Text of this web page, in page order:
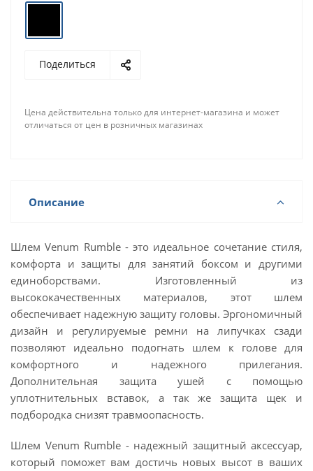
Поделиться
Цена действительна только для интернет-магазина и может
отличаться от цен в розничных магазинах
Описание
Шлем Venum Rumble - это идеальное сочетание стиля,
комфорта и защиты для занятий боксом и другими
единоборствами. Изготовленный из
высококачественных материалов, этот шлем
обеспечивает надежную защиту головы. Эргономичный
дизайн и регулируемые ремни на липучках сзади
позволяют идеально подогнать шлем к голове для
комфортного и надежного прилегания.
Дополнительная защита ушей с помощью
уплотнительных вставок, а так же защита щек и
подбородка снизят травмоопасность.
Шлем Venum Rumble - надежный защитный аксессуар,
который поможет вам достичь новых высот в ваших